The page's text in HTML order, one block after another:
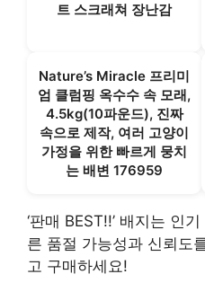
트 스크래쳐 장난감
Nature’s Miracle 프리미
엄 클럼핑 옥수수 속 모래,
4.5kg(10파운드), 진짜
속으로 제작, 여러 고양이
가정을 위한 빠르게 뭉치
는 배변 176959
‘판매 BEST!!’ 배지는 인
른 품절 가능성과 신뢰도
고 구매하세요!